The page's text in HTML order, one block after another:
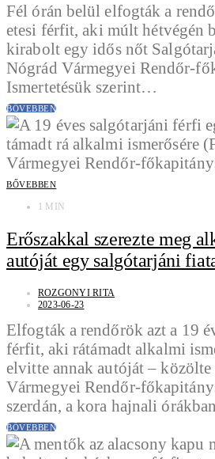
Fél órán belül elfogták a
etesi férfit, aki múlt hétvégén
kirabolt egy idős nőt
Nógrád Vármegyei Rendőr-
Ismertetésük szerint…
BŐVEBBEN
BŐVEBBEN
1 MIN
Erőszakkal szerezte meg
autóját egy salgótarjáni
ROZGONYI RITA
2023-06-23
Elfogták a rendőrök azt a 19
férfit, aki rátámadt alkalmi
elvitte annak autóját – közölte
Vármegyei Rendőr-
szerdán, a kora hajnali
BŐVEBBEN